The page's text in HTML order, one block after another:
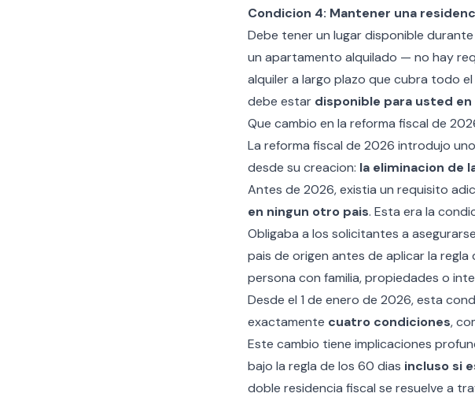
Condicion 4: Mantener una
Debe tener un lugar disponible
un apartamento alquilado — no hay
alquiler a largo plazo que cubra todo
debe estar disponible para usted
Que cambio en la reforma fiscal de
La reforma fiscal de 2026 introdujo
desde su creacion: la eliminacion de
Antes de 2026, existia un requisito
en ningun otro pais. Esta era la
Obligaba a los solicitantes a
pais de origen antes de aplicar la
persona con familia, propiedades o
Desde el 1 de enero de 2026, esta
exactamente cuatro condiciones,
Este cambio tiene implicaciones
bajo la regla de los 60 dias incluso si
doble residencia fiscal se resuelve a